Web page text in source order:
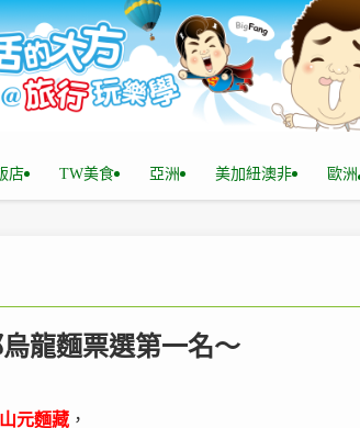
店 TW美食 亞洲 美加紐澳非 歐洲
龍麵票選第一名～
山元麵藏 ，